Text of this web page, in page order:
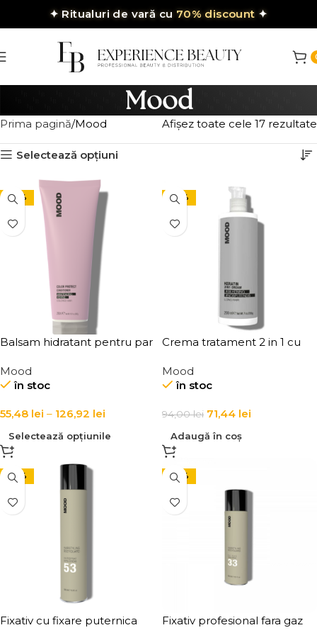
✦ Ritualuri de vară cu 70% discount ✦
Mood
Prima pagină Mood Afișez toate cele 17 rezultate
Selectează opțiuni
-24%
Balsam hidratant pentru par
Conditioner
Mood
în stoc
55,48 lei – 126,92 lei
Selectează opțiunile
-24%
Crema tratament 2 in 1 cu
lung Mood Keratin Long Hair
2-in-1 Cream
Mood
în stoc
94,00lei 71,44 lei
Adaugă în coș
-24%
Fixativ cu fixare puternica
-24%
Fixativ profesional fara gaz